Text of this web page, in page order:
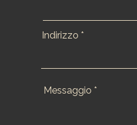
Indirizzo
Messaggio